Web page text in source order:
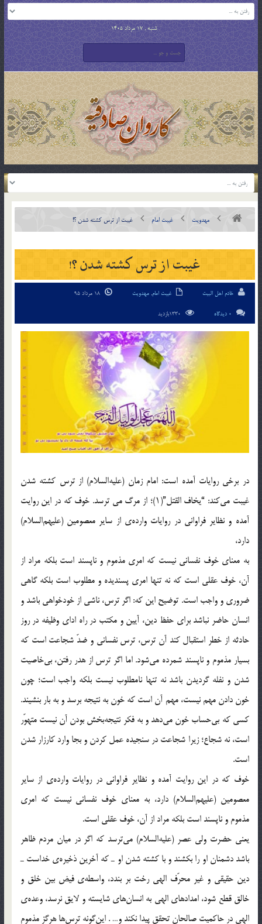
شنبه , 17 مرداد 1405
مهدویت غیبت امام غیبت از ترس کشته شدن ؟!
غیبت از ترس کشته شدن ؟!
خادم اهل البیت غیبت امام, مهدویت
0 دیدگاه
در برخی روایات آمده است: امام زمان (علیه‌السلام) از ترس کشته شدن
غیبت می‌کند: “یخاف القتل”(۱)؛ از مرگ می ترسد. خوف که در این روایت
آمده و نظایر فراوانی در روایات وارده‌ی‌ از سایر معصومین (علیهم‌السلام)
دارد،
به معنای خوف نفسانی نیست که امری مذموم و ناپسند است بلکه مراد از
آن، خوف عقلی است که نه تنها امری پسندیده و مطلوب است بلکه گاهی
ضروری و واجب است. توضیح این که: اگر ترس، ناشی از خودخواهی باشد و
انسان حاضر نباشد برای حفظ دین، آیین و مکتب در راه ادای وظیفه در روز
حادثه از خطر استقبال کند آن ترس، ترس نفسانی و ضدّ شجاعت است که
بسیار مذموم و ناپسند شمرده می‌شود. اما اگر ترس از هدر رفتن، بی‌خاصیت
شدن و نفله گردیدن باشد نه تنها نامطلوب نیست بلکه واجب است؛ چون
خون دادن مهم نیست، مهم آن است که خون به نتیجه برسد و به بار بنشیند.
کسی که بی‌حساب خون می‌دهد و به فکر نتیجه‌بخش بودن آن نیست متهوّر
است، نه شجاع؛ زیرا شجاعت در سنجیده عمل کردن و بجا وارد کارزار شدن
است.
خوف که در این روایت آمده و نظایر فراوانی در روایات وارده‌ی‌ از سایر
معصومین (علیهم‌السلام) دارد، به معنای خوف نفسانی نیست که امری
مذموم و ناپسند است بلکه مراد از آن، خوف عقلی است.
یعنی حضرت ولی عصر (علیه‌السلام) می‌ترسد که اگر در میان مردم ظاهر
باشد دشمنان او را بکشند و با کشته شدن او ـ که آخرین ذخیره‌ی‌ خداست ـ
دین حقیقی و غیر محرّف الهی رخت بر بندد، واسطه‌ی‌ فیض بین خلق و
خالق قطع شود، امدادهای الهی به انسان‌های شایسته و لایق نرسد، وعده‌ی‌
الهی در حاکمیت صالحان تحقق پیدا نکند و… . این‌گونه ترس‌ها هرگز مذموم